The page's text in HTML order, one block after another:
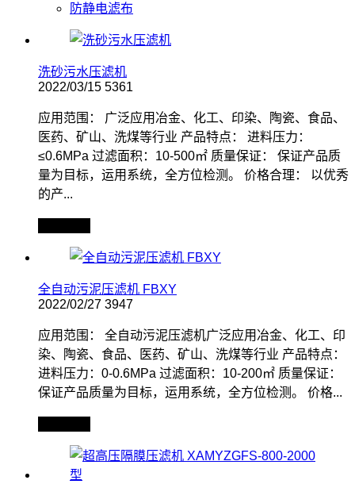
防静电滤布
洗砂污水压滤机
2022/03/15 5361
应用范围： 广泛应用冶金、化工、印染、陶瓷、食品、
医药、矿山、洗煤等行业 产品特点： 进料压力：
≤0.6MPa 过滤面积：10-500㎡ 质量保证： 保证产品质
量为目标，运用系统，全方位检测。 价格合理： 以优秀
的产...
全自动污泥压滤机 FBXY
2022/02/27 3947
应用范围： 全自动污泥压滤机广泛应用冶金、化工、印
染、陶瓷、食品、医药、矿山、洗煤等行业 产品特点：
进料压力：0-0.6MPa 过滤面积：10-200㎡ 质量保证：
保证产品质量为目标，运用系统，全方位检测。 价格...